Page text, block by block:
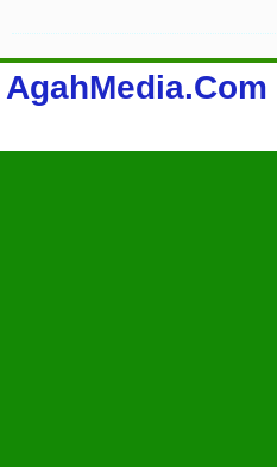
AgahMedia.Com